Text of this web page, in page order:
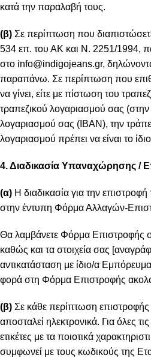
κατά την παραλαβή τους.
(β) Σε περίπτωση που
534 επ. του ΑΚ και Ν. 2251/1994,
στο info@indigojeans.gr,
παραπάνω. Σε περίπτωση που
να γίνει, είτε με πίστωση του
τραπεζικού λογαριασμού σας
λογαριασμού σας (IBAN), την
λογαριασμού πρέπει να είναι το
4. Διαδικασία Υπαναχώρησης /
(α) Η διαδικασία για την
στην έντυπη Φόρμα Αλλαγών-
Θα λαμβάνετε Φόρμα Επιστροφής
καθώς και τα στοιχεία σας
αντικατάσταση με ίδιο/α
φορά στη Φόρμα Επιστροφής
(β) Σε κάθε περίπτωση
αποσταλεί ηλεκτρονικά. Για όλες
ετικέτες με τα ποιοτικά
συμφωνεί με τους κωδικούς της